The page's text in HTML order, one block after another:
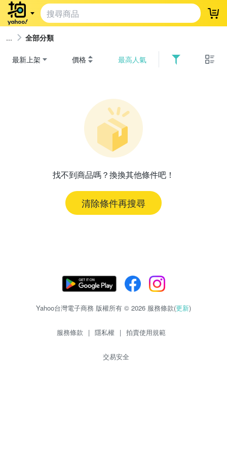
登
全部分類
最新上架 價格 最高人氣
找不到商品嗎？換換其他條件吧！
清除條件再搜尋
Yahoo台灣電子商務 版權所有 © 2026 服務條款(更新)
服務條款 | 隱私權 | 拍賣使用規範
交易安全